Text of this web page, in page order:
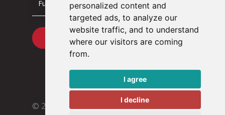
personalized content and
targeted ads, to analyze our
website traffic, and to understand
where our visitors are coming
from.
I agree
I decline
© 2026 Tacstone Technology Met ♥︎